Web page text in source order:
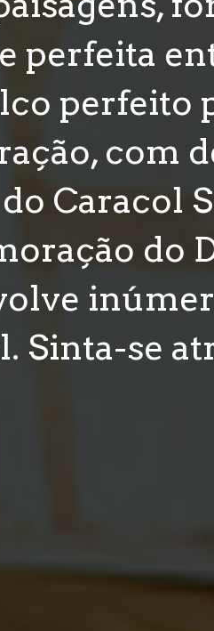
perfeita
perfeito
com
Caracol
do
Sinta-se